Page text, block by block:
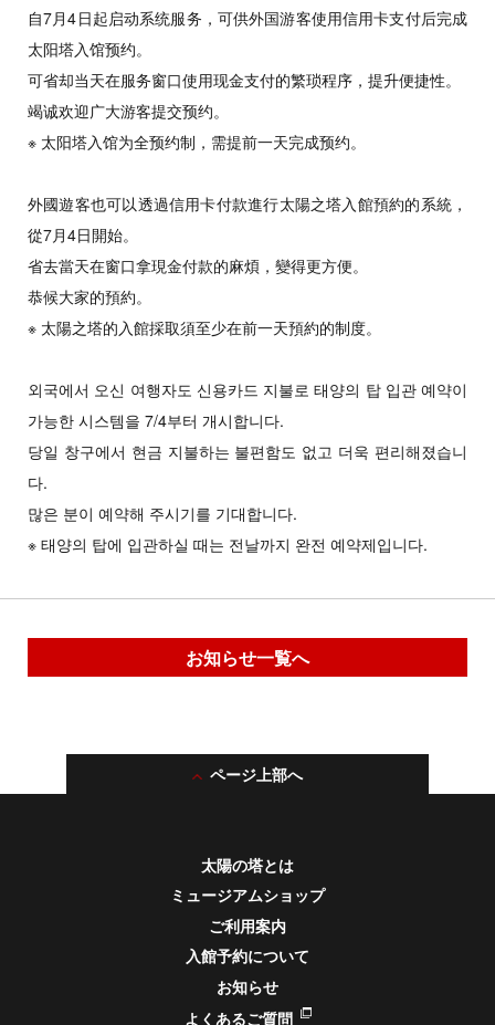
自7月4日起启动系统服务，可供外国游客使用信用卡支付后完成
太阳塔入馆预约。
可省却当天在服务窗口使用现金支付的繁琐程序，提升便捷性。
竭诚欢迎广大游客提交预约。
※ 太阳塔入馆为全预约制，需提前一天完成预约。
外國遊客也可以透過信用卡付款進行太陽之塔入館預約的系統，
從7月4日開始。
省去當天在窗口拿現金付款的麻煩，變得更方便。
恭候大家的預約。
※ 太陽之塔的入館採取須至少在前一天預約的制度。
외국에서 오신 여행자도 신용카드 지불로 태양의 탑 입관 예약이
가능한 시스템을 7/4부터 개시합니다.
당일 창구에서 현금 지불하는 불편함도 없고 더욱 편리해졌습니
다.
많은 분이 예약해 주시기를 기대합니다.
※ 태양의 탑에 입관하실 때는 전날까지 완전 예약제입니다.
お知らせ一覧へ
ページ上部へ
太陽の塔とは
ミュージアムショップ
ご利用案内
入館予約について
お知らせ
よくあるご質問